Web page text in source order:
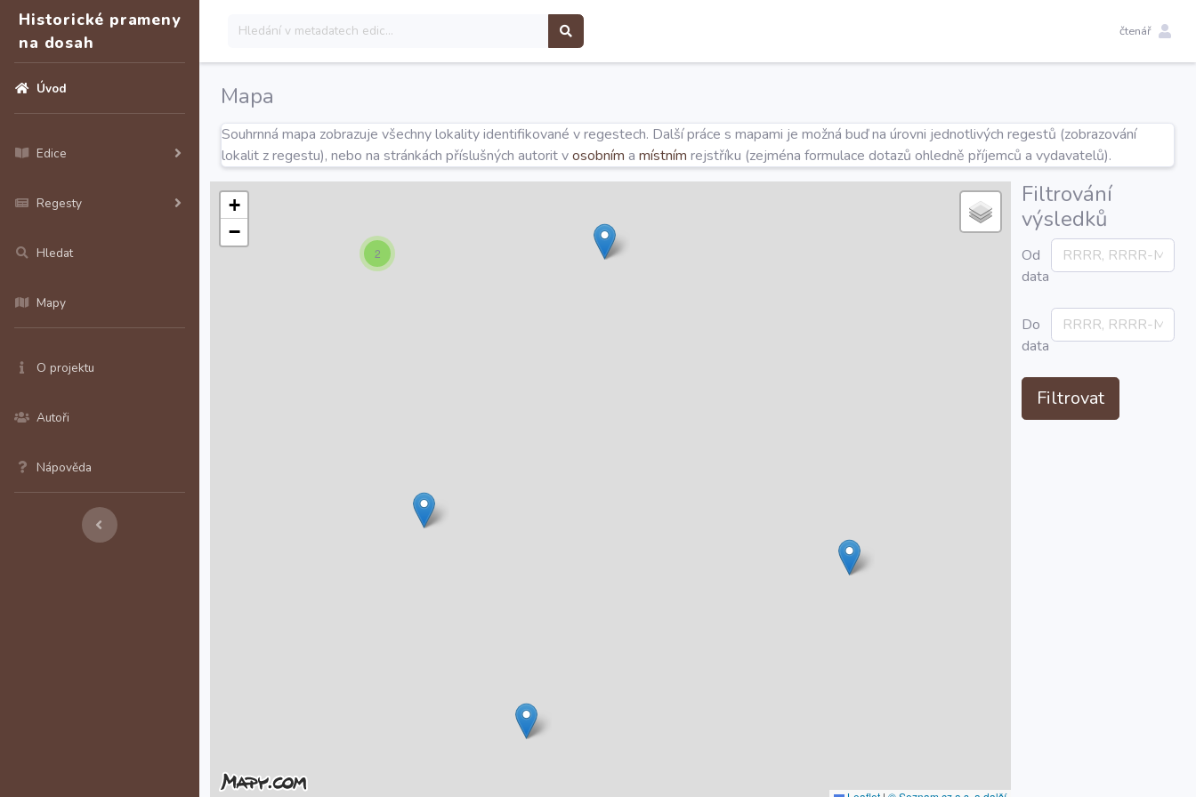
Historické prameny
na dosah
Úvod
Edice
Regesty
Hledat
Mapy
O projektu
Autoři
Nápověda
čtenář
Mapa
Souhrnná mapa zobrazuje všechny lokality identifikované v regestech. Další práce s mapami je možná buď na úrovni jednotlivých regestů (zobrazování
lokalit z regestu), nebo na stránkách příslušných autorit vosobním a místním rejstříku (zejména formulace dotazů ohledně příjemců a vydavatelů).
2
+
−
Filtrování
výsledků
Od
data
Do
data
Filtrovat